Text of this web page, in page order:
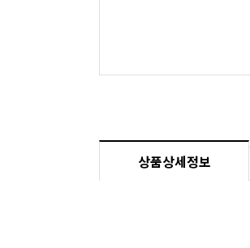
상품상세정보